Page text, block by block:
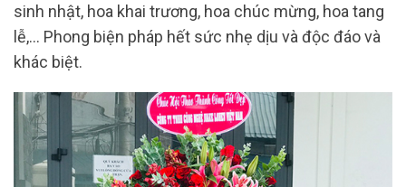
sinh nhật, hoa khai trương, hoa chúc mừng, hoa tang
lễ,… Phong biện pháp hết sức nhẹ dịu và độc đáo và
khác biệt.